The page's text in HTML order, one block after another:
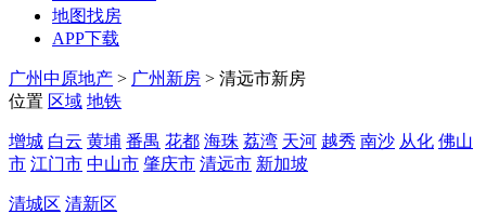
地图找房
APP下载
广州中原地产 > 广州新房 > 清远市新房
位置 区域 地铁
增城 白云 黄埔 番禺 花都 海珠 荔湾 天河 越秀 南沙 从化 佛山
市 江门市 中山市 肇庆市 清远市 新加坡
清城区 清新区